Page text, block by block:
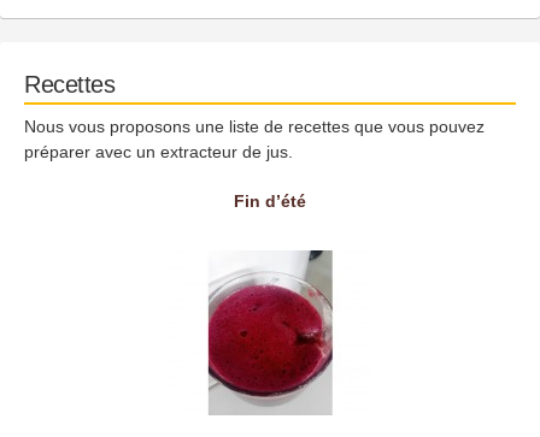
Recettes
Nous vous proposons une liste de recettes que vous pouvez
préparer avec un extracteur de jus.
Fin d’été